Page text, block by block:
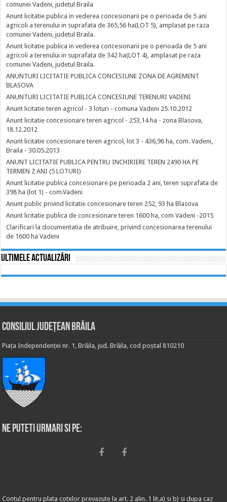
comunei Vadeni, judetul Braila
Anunt licitatie publica in vederea concesionarii pe o perioada de 5 ani
agricoli a terenului in suprafata de 365,56 ha(LOT 5), amplasat pe raza
comunei Vadeni, judetul Braila.
Anunt licitatie publica in vederea concesionarii pe o perioada de 5 ani
agricoli a terenului in suprafata de 342 ha(LOT 4), amplasat pe raza
comunei Vadeni, judetul Braila.
ANUNTURI LICITATIE PUBLICA CONCESIUNE ZONA DE AGREMENT
BLASOVA
ANUNTURI LICITATIE PUBLICA CONCESIUNE TERENURI VADENI
Anunt licitatie teren agricol - 3 loturi - comuna Vadeni 25.10.2012
Anunt licitatie concesionare teren agricol - 253,14 ha - zona Blasova,
18.12.2012
Anunt licitatie concesionare teren agricol, lot 3 - 436,96 ha, com. Vadeni,
Braila - 30.05.2013
ANUNT LICITATIE PUBLICA PENTRU INCHIRIERE TEREN 2490 HA PE
TERMEN 2 ANI (5 LOTURI)
Anunt licitatie publica concesionare pe perioada 2 ani, teren suprafata de
398 ha (lot 1) - com.Vadeni
Anunt public privind licitatie concesionare teren 252, 93 ha Blasova
Anunt licitatie publica de concesionare teren 1600 ha, com Vadeni -2015
Clarificari la documentatia de atribuire, privind concesionarea terenului
de 1600 ha Vadeni
Ultimele actualizări
Consiliul Județean Brăila
Piața Independenței nr. 1, Brăila, jud. Brăila, cod poștal 810210
Ne puteti urmari si pe:
Contul pentru plata cotelor prevazute la art. 2 alin. 1 lit.a) si b) si dupa caz